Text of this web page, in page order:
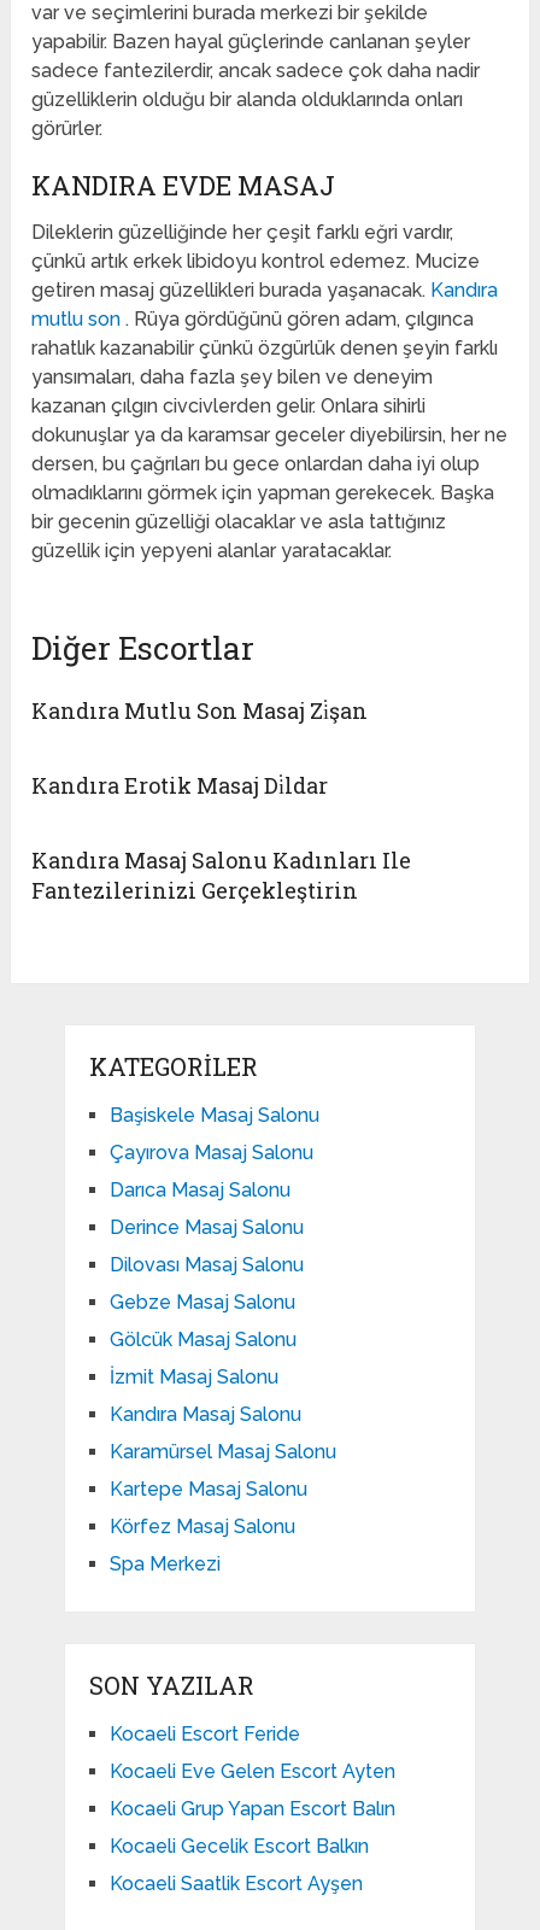
var ve seçimlerini burada merkezi bir şekilde
yapabilir. Bazen hayal güçlerinde canlanan şeyler
sadece fantezilerdir, ancak sadece çok daha nadir
güzelliklerin olduğu bir alanda olduklarında onları
görürler.
KANDIRA EVDE MASAJ
Dileklerin güzelliğinde her çeşit farklı eğri vardır,
çünkü artık erkek libidoyu kontrol edemez. Mucize
getiren masaj güzellikleri burada yaşanacak. Kandıra
mutlu son. Rüya gördüğünü gören adam, çılgınca
rahatlık kazanabilir çünkü özgürlük denen şeyin farklı
yansımaları, daha fazla şey bilen ve deneyim
kazanan çılgın civcivlerden gelir. Onlara sihirli
dokunuşlar ya da karamsar geceler diyebilirsin, her ne
dersen, bu çağrıları bu gece onlardan daha iyi olup
olmadıklarını görmek için yapman gerekecek. Başka
bir gecenin güzelliği olacaklar ve asla tattığınız
güzellik için yepyeni alanlar yaratacaklar.
Diğer Escortlar
Kandıra Mutlu Son Masaj Zi̇şan
Kandıra Erotik Masaj Di̇ldar
Kandıra Masaj Salonu Kadınları Ile
Fantezilerinizi Gerçekleştirin
KATEGORILER
Başiskele Masaj Salonu
Çayırova Masaj Salonu
Darıca Masaj Salonu
Derince Masaj Salonu
Dilovası Masaj Salonu
Gebze Masaj Salonu
Gölcük Masaj Salonu
İzmit Masaj Salonu
Kandıra Masaj Salonu
Karamürsel Masaj Salonu
Kartepe Masaj Salonu
Körfez Masaj Salonu
Spa Merkezi
SON YAZILAR
Kocaeli Escort Feride
Kocaeli Eve Gelen Escort Ayten
Kocaeli Grup Yapan Escort Balın
Kocaeli Gecelik Escort Balkın
Kocaeli Saatlik Escort Ayşen